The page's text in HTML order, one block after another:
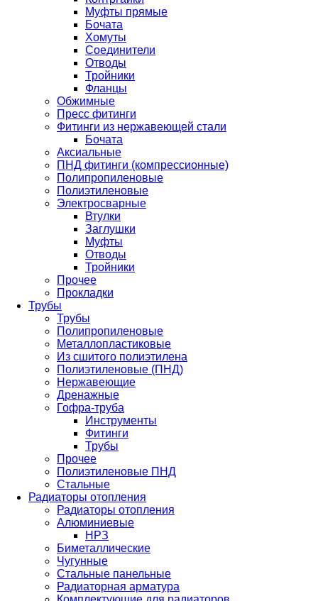
Муфты прямые
Бочата
Хомуты
Соединители
Отводы
Тройники
Фланцы
Обжимные
Пресс фитинги
Фитинги из нержавеющей стали
Бочата
Аксиальные
ПНД фитинги (компрессионные)
Полипропиленовые
Полиэтиленовые
Электросварные
Втулки
Заглушки
Муфты
Отводы
Тройники
Прочее
Прокладки
Трубы
Трубы
Полипропиленовые
Металлопластиковые
Из сшитого полиэтилена
Полиэтиленовые (ПНД)
Нержавеющие
Дренажные
Гофра-труба
Инструменты
Фитинги
Трубы
Прочее
Полиэтиленовые ПНД
Стальные
Радиаторы отопления
Радиаторы отопления
Алюминиевые
НРЗ
Биметаллические
Чугунные
Стальные панельные
Радиаторная арматура